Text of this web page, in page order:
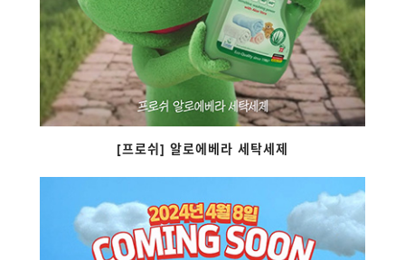
[프로쉬] 알로에베라 세탁세제